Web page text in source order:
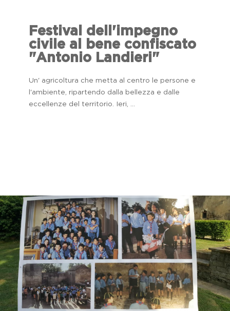
Festival dell'impegno
civile al bene confiscato
"Antonio Landieri"
Un' agricoltura che metta al centro le persone e
l'ambiente, ripartendo dalla bellezza e dalle
eccellenze del territorio. Ieri, ...